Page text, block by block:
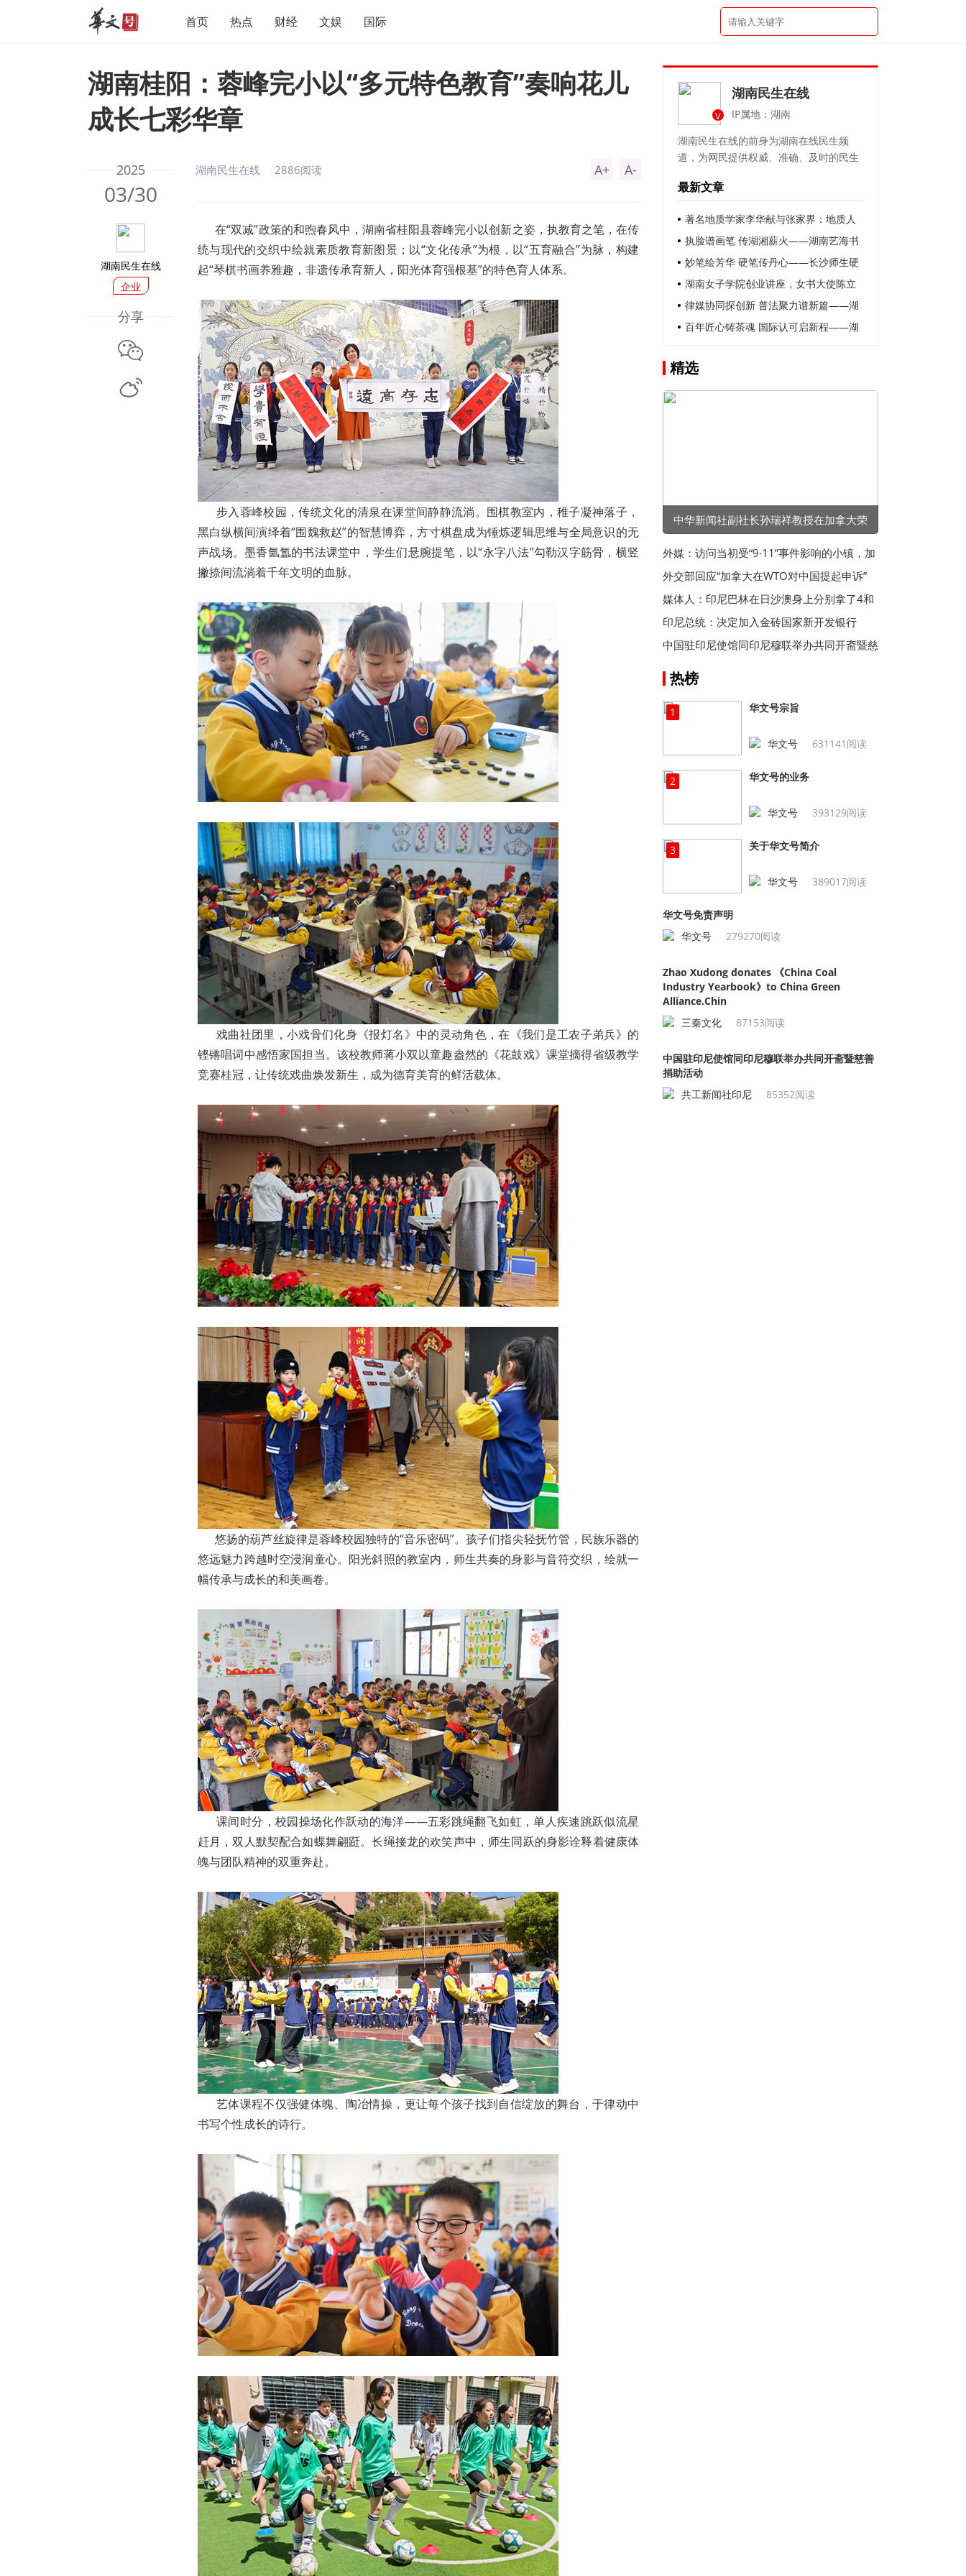
首页 热点 财经 文娱 国际
湖南桂阳：蓉峰完小以“多元特色教育”奏响花儿
成长七彩华章
2025
03/30
湖南民生在线
企业
分享
湖南民生在线 2886阅读 A+ A-
在“双减”政策的和煦春风中，湖南省桂阳县蓉峰完小以创新之姿，执教育之笔，在传
统与现代的交织中绘就素质教育新图景；以“文化传承”为根，以“五育融合”为脉，构建
起“琴棋书画养雅趣，非遗传承育新人，阳光体育强根基”的特色育人体系。
步入蓉峰校园，传统文化的清泉在课堂间静静流淌。围棋教室内，稚子凝神落子，
黑白纵横间演绎着“围魏救赵”的智慧博弈，方寸棋盘成为锤炼逻辑思维与全局意识的无
声战场。墨香氤氲的书法课堂中，学生们悬腕提笔，以“永字八法”勾勒汉字筋骨，横竖
撇捺间流淌着千年文明的血脉。
戏曲社团里，小戏骨们化身《报灯名》中的灵动角色，在《我们是工农子弟兵》的
铿锵唱词中感悟家国担当。该校教师蒋小双以童趣盎然的《花鼓戏》课堂摘得省级教学
竞赛桂冠，让传统戏曲焕发新生，成为德育美育的鲜活载体。
悠扬的葫芦丝旋律是蓉峰校园独特的“音乐密码”。孩子们指尖轻抚竹管，民族乐器的
悠远魅力跨越时空浸润童心。阳光斜照的教室内，师生共奏的身影与音符交织，绘就一
幅传承与成长的和美画卷。
课间时分，校园操场化作跃动的海洋——五彩跳绳翻飞如虹，单人疾速跳跃似流星
赶月，双人默契配合如蝶舞翩跹。长绳接龙的欢笑声中，师生同跃的身影诠释着健康体
魄与团队精神的双重奔赴。
艺体课程不仅强健体魄、陶冶情操，更让每个孩子找到自信绽放的舞台，于律动中
书写个性成长的诗行。
V
湖南民生在线
IP属地：湖南
湖南民生在线的前身为湖南在线民生频
道，为网民提供权威、准确、及时的民生
最新文章
著名地质学家李华献与张家界：地质人
的使命，景区的新生
执脸谱画笔 传湖湘薪火——湖南艺海书
画院许国章院长助力 “非遗提灯人” 点亮戏
曲传承路
妙笔绘芳华 硬笔传丹心——长沙师生硬
笔书法作品展圆满落幕
湖南女子学院创业讲座，女书大使陈立
新亲授非遗创业秘籍
律媒协同探创新 普法聚力谱新篇——湖
南芙蓉律所“律媒协同发展与普法创新座谈
百年匠心铸茶魂 国际认可启新程——湖
安化黑茶
精选
中华新闻社副社长孙瑞祥教授在加拿大荣
获“卓越成就奖”
外媒：访问当初受“9·11”事件影响的小镇，加
拿大总理感叹加美失去友谊
外交部回应“加拿大在WTO对中国提起申诉”
媒体人：印尼巴林在日沙澳身上分别拿了4和
5分，后两场全赢怕不够
印尼总统：决定加入金砖国家新开发银行
中国驻印尼使馆同印尼穆联举办共同开斋暨慈
善捐助活动
热榜
1 华文号宗旨
华文号 631141阅读
2 华文号的业务
华文号 393129阅读
3 关于华文号简介
华文号 389017阅读
华文号免责声明
华文号
279270阅读
Zhao Xudong donates 《China Coal
Industry Yearbook》to China Green
Alliance.Chin
三秦文化
87153阅读
中国驻印尼使馆同印尼穆联举办共同开斋暨慈善
捐助活动
共工新闻社印尼
85352阅读